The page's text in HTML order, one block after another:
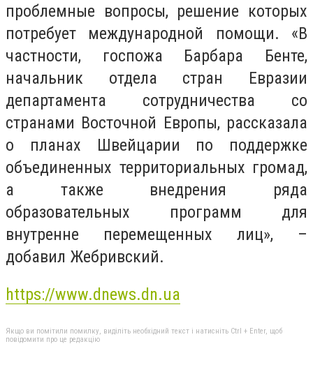
проблемные вопросы, решение которых
потребует международной помощи. «В
частности, госпожа Барбара Бенте,
начальник отдела стран Евразии
департамента сотрудничества со
странами Восточной Европы, рассказала
о планах Швейцарии по поддержке
объединенных территориальных громад,
а также внедрения ряда
образовательных программ для
внутренне перемещенных лиц», –
добавил Жебривский.
https://www.dnews.dn.ua
Якщо ви помітили помилку, виділіть необхідний текст і натисніть Ctrl + Enter, щоб
повідомити про це редакцію